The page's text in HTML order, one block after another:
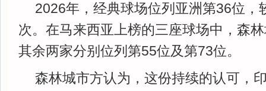
2026年，经典球场位列亚洲第36位，
次。在马来西亚上榜的三座球场中，森
其余两家分别位列第55位及第73位。
森林城市方认为，这份持续的认可，